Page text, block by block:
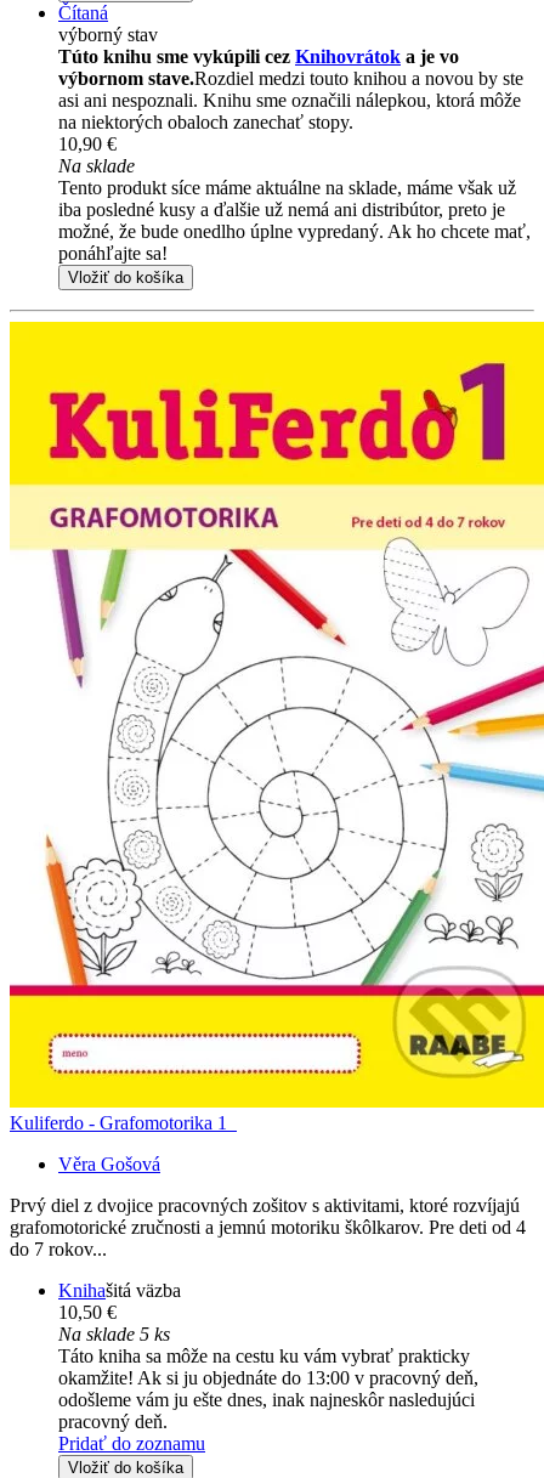
Čítaná
výborný stav
Túto knihu sme vykúpili cez Knihovrátok a je vo
výbornom stave.Rozdiel medzi touto knihou a novou by ste
asi ani nespoznali. Knihu sme označili nálepkou, ktorá môže
na niektorých obaloch zanechať stopy.
10,90 €
Na sklade
Tento produkt síce máme aktuálne na sklade, máme však už
iba posledné kusy a ďalšie už nemá ani distribútor, preto je
možné, že bude onedlho úplne vypredaný. Ak ho chcete mať,
ponáhľajte sa!
Vložiť do košíka
Kuliferdo - Grafomotorika 1
Věra Gošová
Prvý diel z dvojice pracovných zošitov s aktivitami, ktoré rozvíjajú
grafomotorické zručnosti a jemnú motoriku škôlkarov. Pre deti od 4
do 7 rokov...
Knihašitá väzba
10,50 €
Na sklade 5 ks
Táto kniha sa môže na cestu ku vám vybrať prakticky
okamžite! Ak si ju objednáte do 13:00 v pracovný deň,
odošleme vám ju ešte dnes, inak najneskôr nasledujúci
pracovný deň.
Pridať do zoznamu
Vložiť do košíka